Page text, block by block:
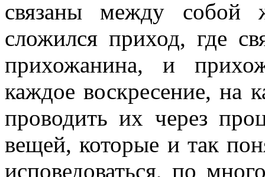
связаны между собой
сложился приход, где
прихожанина, и
каждое воскресение, на
проводить их через
вещей, которые и так
исповедоваться, по